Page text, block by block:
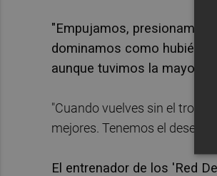
"Empujamos, presionamos
dominamos como
aunque tuvimos la mayoría
"Cuando vuelves sin el
mejores. Tenemos el deseo
El entrenador de los 'Red